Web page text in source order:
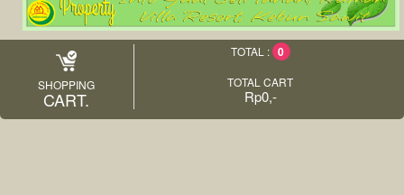
SHOPPING
CART.
TOTAL : 0
TOTAL CART
Rp0,-